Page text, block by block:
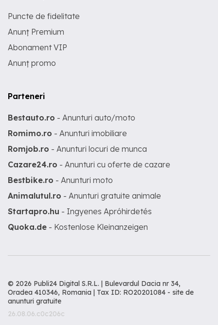
Puncte de fidelitate
Anunț Premium
Abonament VIP
Anunț promo
Parteneri
Bestauto.ro - Anunturi auto/moto
Romimo.ro - Anunturi imobiliare
Romjob.ro - Anunturi locuri de munca
Cazare24.ro - Anunturi cu oferte de cazare
Bestbike.ro - Anunturi moto
Animalutul.ro - Anunturi gratuite animale
Startapro.hu - Ingyenes Apróhirdetés
Quoka.de - Kostenlose Kleinanzeigen
© 2026 Publi24 Digital S.R.L. | Bulevardul Dacia nr 34,
Oradea 410346, Romania | Tax ID: RO20201084 - site de
anunturi gratuite
26.08.06.c0c206c